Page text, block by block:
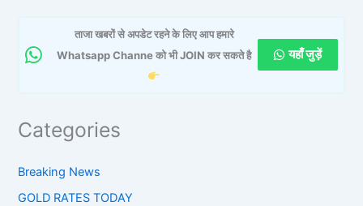
ताजा खबरों से अपडेट रहने के लिए आप हमारे
Whatsapp Channe को भी JOIN कर सकते है
यहाँ जुड़ें
Categories
Breaking News
GOLD RATES TODAY